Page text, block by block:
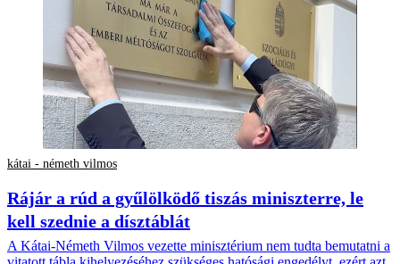
kátai - németh vilmos
Rájár a rúd a gyűlölködő tiszás miniszterre, le
kell szednie a dísztáblát
A Kátai-Németh Vilmos vezette minisztérium nem tudta bemutatni a